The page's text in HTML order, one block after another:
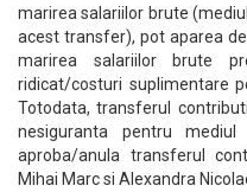
marirea salariilor brute
acest transfer), pot aparea
marirea salariilor brute
ridicat/costuri suplimentare
Totodata, transferul
nesiguranta pentru
aproba/anula transferul
Mihai Marc si Alexandra